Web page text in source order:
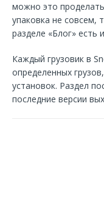
можно это
упаковка не совсем,
разделе «Блог»
Каждый грузовик в
определенных
установок. Раздел
последние версии